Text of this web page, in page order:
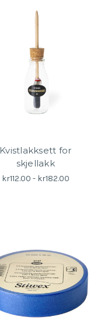
Kvistlakksett for
skjellakk
kr112.00 - kr182.00